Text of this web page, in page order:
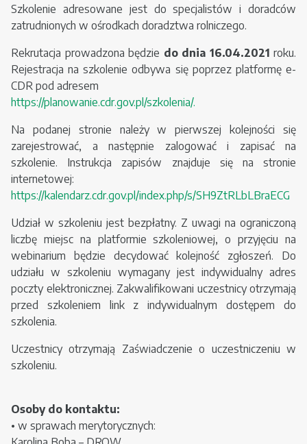
Szkolenie adresowane jest do specjalistów i doradców
zatrudnionych w ośrodkach doradztwa rolniczego.
Rekrutacja prowadzona będzie do dnia 16.04.2021 roku.
Rejestracja na szkolenie odbywa się poprzez platformę e-
CDR pod adresem
https://planowanie.cdr.gov.pl/szkolenia/.
Na podanej stronie należy w pierwszej kolejności się
zarejestrować, a następnie zalogować i zapisać na
szkolenie. Instrukcja zapisów znajduje się na stronie
internetowej:
https://kalendarz.cdr.gov.pl/index.php/s/SH9ZtRLbLBraECG
Udział w szkoleniu jest bezpłatny. Z uwagi na ograniczoną
liczbę miejsc na platformie szkoleniowej, o przyjęciu na
webinarium będzie decydować kolejność zgłoszeń. Do
udziału w szkoleniu wymagany jest indywidualny adres
poczty elektronicznej. Zakwalifikowani uczestnicy otrzymają
przed szkoleniem link z indywidualnym dostępem do
szkolenia.
Uczestnicy otrzymają Zaświadczenie o uczestniczeniu w
szkoleniu.
Osoby do kontaktu:
• w sprawach merytorycznych: